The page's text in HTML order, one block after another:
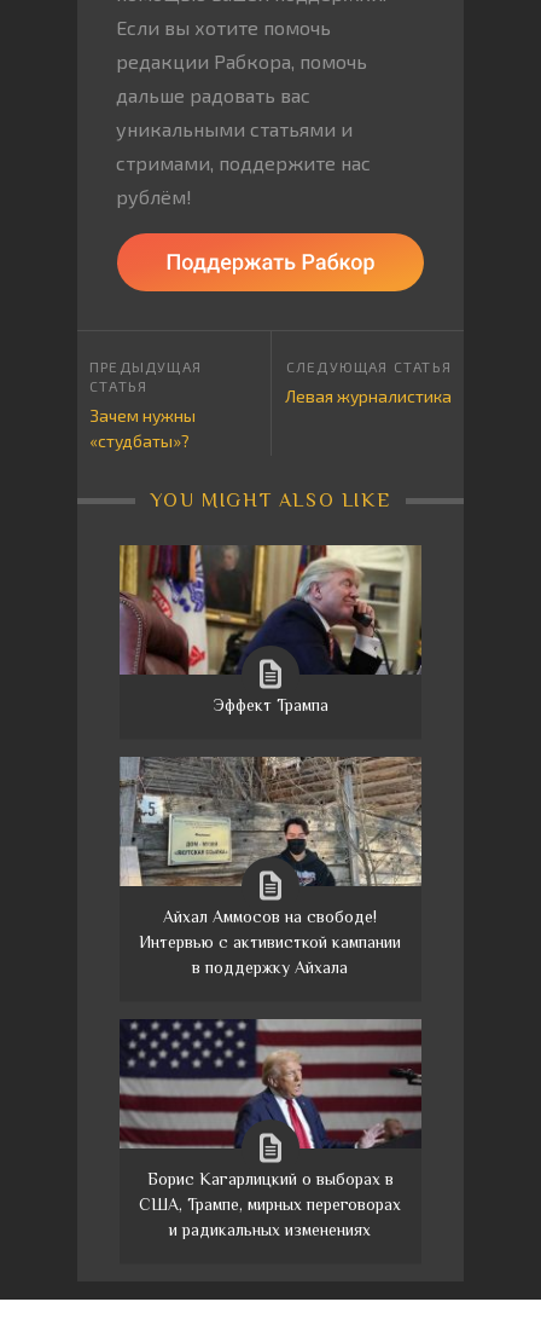
Если вы хотите помочь
редакции Рабкора, помочь
дальше радовать вас
уникальными статьями и
стримами, поддержите нас
рублём!
Зачем нужны
«студбаты»?
Левая журналистика
YOU MIGHT ALSO LIKE
Эффект Трампа
Айхал Аммосов на свободе!
Интервью с активисткой кампании
в поддержку Айхала
Борис Кагарлицкий о выборах в
США, Трампе, мирных переговорах
и радикальных изменениях